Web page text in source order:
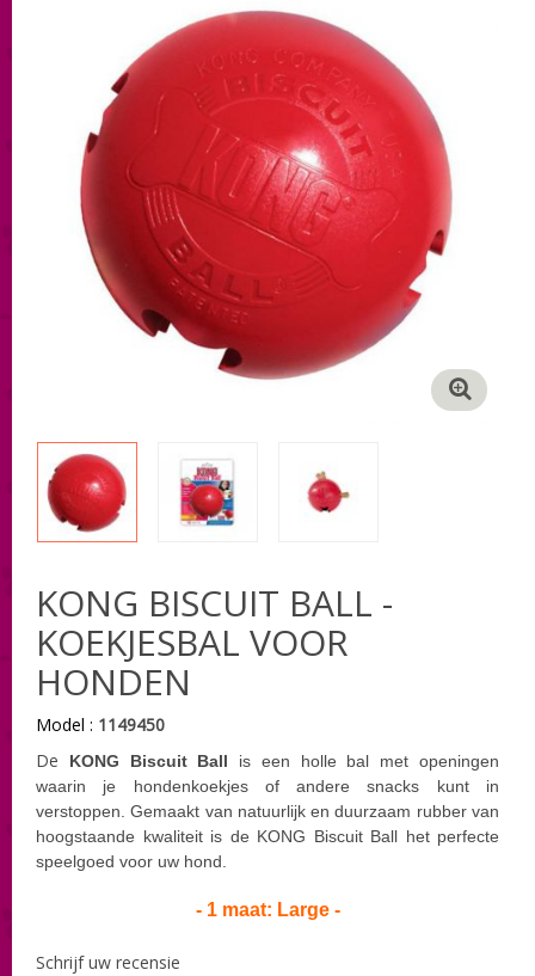
KONG BISCUIT BALL -
KOEKJESBAL VOOR
HONDEN
Model : 1149450
De
KONG Biscuit Ball is een holle bal met openingen
waarin je hondenkoekjes of andere snacks kunt in
verstoppen. Gemaakt van natuurlijk en duurzaam rubber van
hoogstaande kwaliteit is de KONG Biscuit Ball het perfecte
speelgoed voor uw hond.
- 1 maat: Large -
Schrijf uw recensie